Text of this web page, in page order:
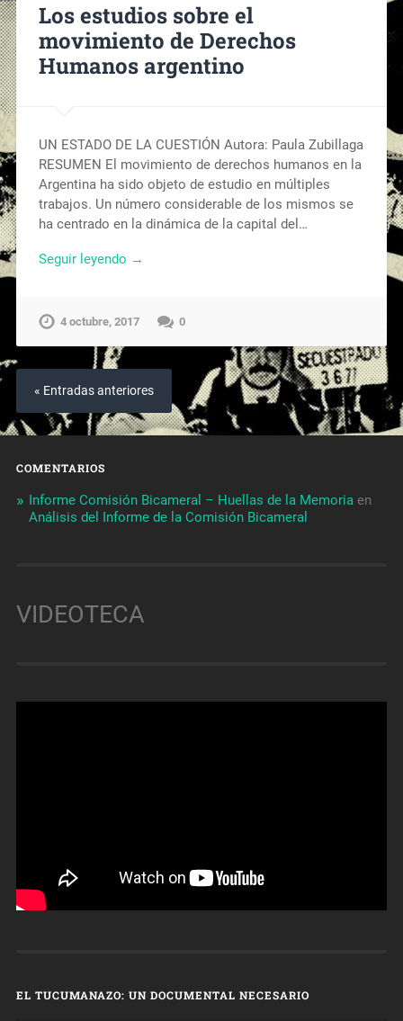
Los estudios sobre el
movimiento de Derechos
Humanos argentino
UN ESTADO DE LA CUESTIÓN Autora: Paula Zubillaga
RESUMEN El movimiento de derechos humanos en la
Argentina ha sido objeto de estudio en múltiples
trabajos. Un número considerable de los mismos se
ha centrado en la dinámica de la capital del…
Seguir leyendo →
4 octubre, 2017 0
« Entradas anteriores
COMENTARIOS
Informe Comisión Bicameral – Huellas de la Memoriaen
Análisis del Informe de la Comisión Bicameral
VIDEOTECA
EL TUCUMANAZO: UN DOCUMENTAL NECESARIO